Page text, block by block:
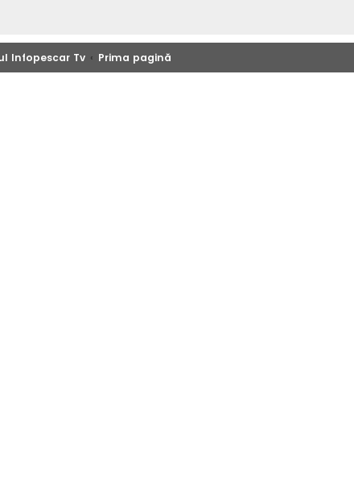
Infopescar Tv Prima pagină